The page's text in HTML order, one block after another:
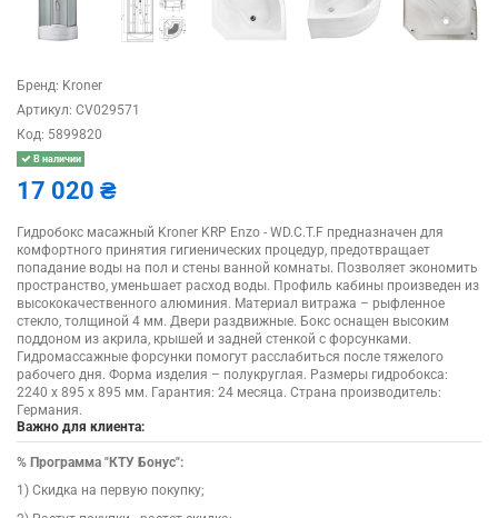
Бренд: Kroner
Артикул: CV029571
Код: 5899820
В наличии
17 020 ₴
Гидробокс масажный Kroner KRP Enzo - WD.C.T.F предназначен для
комфортного принятия гигиенических процедур, предотвращает
попадание воды на пол и стены ванной комнаты. Позволяет экономить
пространство, уменьшает расход воды. Профиль кабины произведен из
высококачественного алюминия. Материал витража – рыфленное
стекло, толщиной 4 мм. Двери раздвижные. Бокс оснащен высоким
поддоном из акрила, крышей и задней стенкой с форсунками.
Гидромассажные форсунки помогут расслабиться после тяжелого
рабочего дня. Форма изделия – полукруглая. Размеры гидробокса:
2240 х 895 х 895 мм. Гарантия: 24 месяца. Страна производитель:
Германия.
Важно для клиента:
% Программа "КТУ Бонус":
1) Скидка на первую покупку;